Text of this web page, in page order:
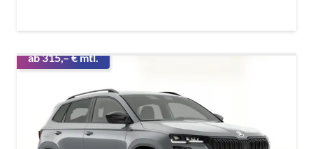
ab 315,– € mtl.